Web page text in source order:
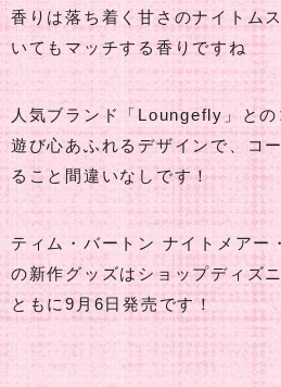
香りは落ち着く甘さのナイトム
いてもマッチする香りですね
人気ブランド「Loungefly」との
遊び心あふれるデザインで、コ
ること間違いなしです！
ティム・バートン ナイトメアー
の新作グッズはショップディズ
ともに9月6日発売です！